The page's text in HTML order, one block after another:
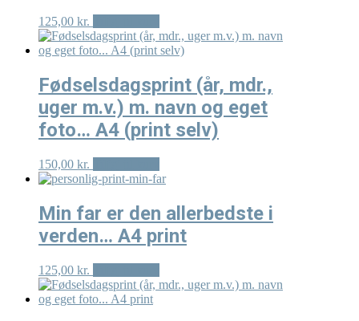
125,00 kr.
Fødselsdagsprint (år, mdr.,
uger m.v.) m. navn og eget
foto… A4 (print selv)
150,00 kr.
Min far er den allerbedste i
verden… A4 print
125,00 kr.